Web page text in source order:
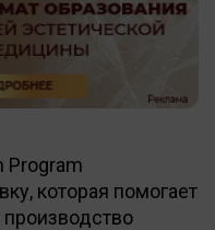
Program
которая помогает